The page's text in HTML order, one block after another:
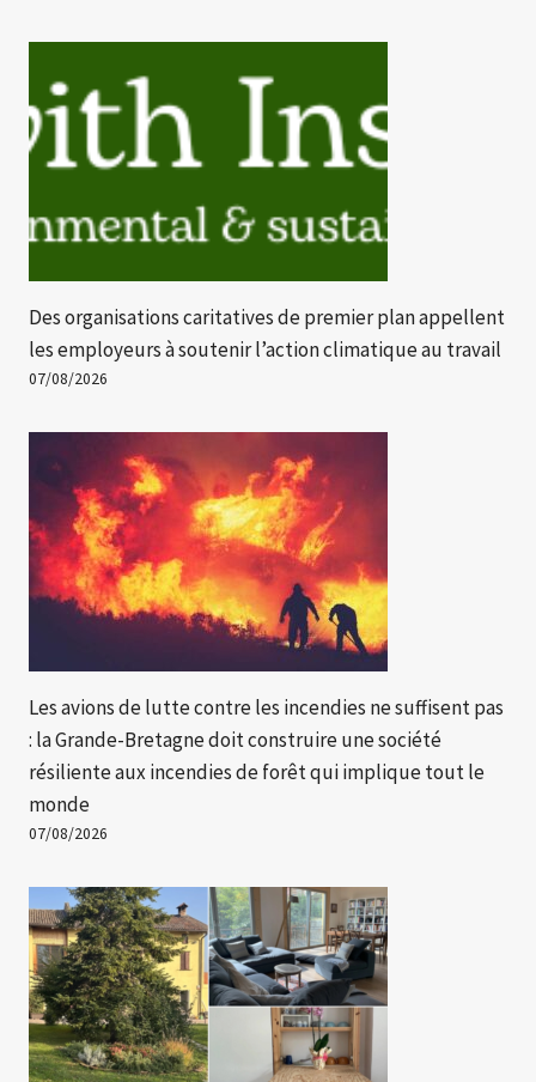
Des organisations caritatives de premier plan appellent
les employeurs à soutenir l’action climatique au travail
07/08/2026
Les avions de lutte contre les incendies ne suffisent pas
: la Grande-Bretagne doit construire une société
résiliente aux incendies de forêt qui implique tout le
monde
07/08/2026